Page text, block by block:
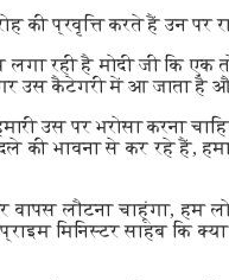
की प्रवृत्ति करते हैं उन पर
रही है मोदी जी कि एक
उस कैटेगरी में आ जाता
उस पर भरोसा करना
की भावना से कर रहे हैं,
लौटना चाहूंगा, हम
मिनिस्टर साहब कि